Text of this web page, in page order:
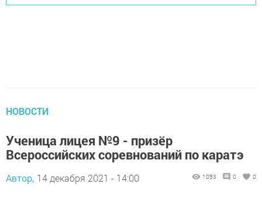
НОВОСТИ
Ученица лицея №9 - призёр
Всероссийских соревнований по каратэ
Автор, 14 декабря 2021 - 14:00 1053 0 0